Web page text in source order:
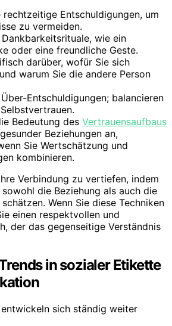
rechtzeitige Entschuldigungen, um
zu vermeiden.
wie ein
oder eine freundliche Geste.
darüber, wofür Sie sich
warum Sie die andere Person
Entschuldigungen; balancieren
Bedeutung des Vertrauensaufbaus
Beziehungen an,
Sie Wertschätzung und
kombinieren.
Verbindung zu vertiefen, indem
die Beziehung als auch die
Wenn Sie diese Techniken
einen respektvollen und
der das gegenseitige Verständnis
in sozialer Etikette